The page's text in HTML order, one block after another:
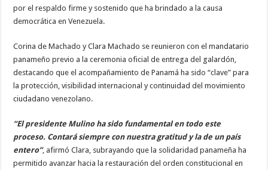
por el respaldo firme y sostenido que ha brindado a la causa
democrática en Venezuela.
Corina de Machado y Clara Machado se reunieron con el mandatario
panameño previo a la ceremonia oficial de entrega del galardón,
destacando que el acompañamiento de Panamá ha sido “clave” para
la protección, visibilidad internacional y continuidad del movimiento
ciudadano venezolano.
“El presidente Mulino ha sido fundamental en todo este
proceso. Contará siempre con nuestra gratitud y la de un país
entero”, afirmó Clara, subrayando que la solidaridad panameña ha
permitido avanzar hacia la restauración del orden constitucional en